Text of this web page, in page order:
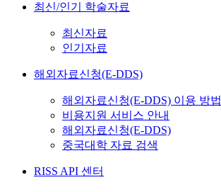
최신/인기 학술자료
최신자료
인기자료
해외자료신청(E-DDS)
해외자료신청(E-DDS) 이용 방법
비용지원 서비스 안내
해외자료신청(E-DDS)
중국대학 자료 검색
RISS API 센터